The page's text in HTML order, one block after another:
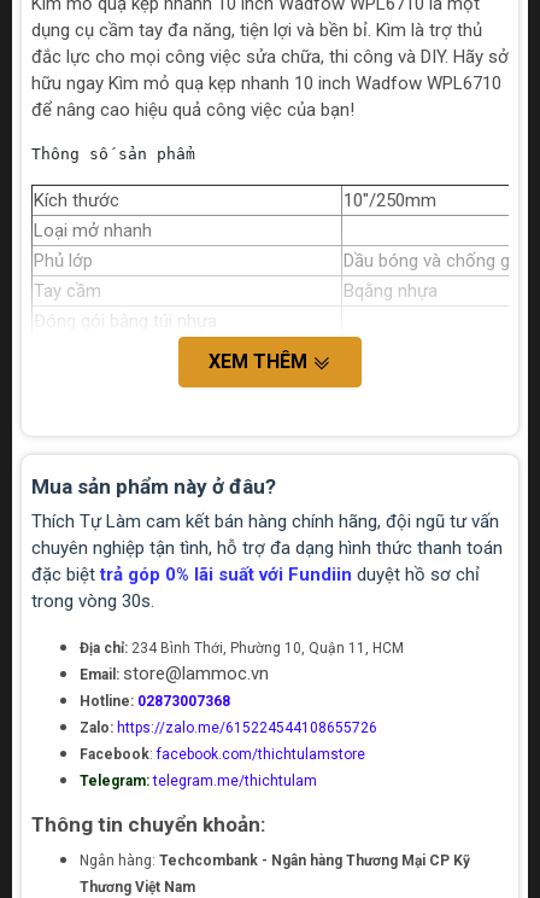
dụng cụ cầm tay đa năng, tiện lợi và bền bỉ. Kìm là trợ thủ
đắc lực cho mọi công việc sửa chữa, thi công và DIY. Hãy sở
hữu ngay Kìm mỏ quạ kẹp nhanh 10 inch Wadfow WPL6710
để nâng cao hiệu quả công việc của bạn!
Thông số sản phẩm
Kích thước
10"/250mm
Loại mở nhanh
Phủ lớp
Dầu bóng và chống gỉ
Tay cầm
Bqằng nhựa
Đóng gói bằng túi nhựa
XEM THÊM
Mua sản phẩm này ở đâu?
Thích Tự Làm cam kết bán hàng chính hãng, đội ngũ tư vấn
chuyên nghiệp tận tình, hỗ trợ đa dạng hình thức thanh toán
đặc biệttrả góp 0% lãi suất với Fundiin duyệt hồ sơ chỉ
trong vòng 30s.
Địa chỉ: 234 Bình Thới, Phường 10, Quận 11, HCM
Email: store@lammoc.vn
Hotline: 02873007368
Zalo: https://zalo.me/615224544108655726
Facebook:facebook.com/thichtulamstore
Telegram: telegram.me/thichtulam
Thông tin chuyển khoản:
Ngân hàng: Techcombank - Ngân hàng Thương Mại CP Kỹ
Thương Việt Nam